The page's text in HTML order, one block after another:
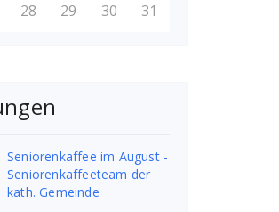
28 29 30 31
Seniorenkaffee im August -
Seniorenkaffeeteam der
kath. Gemeinde